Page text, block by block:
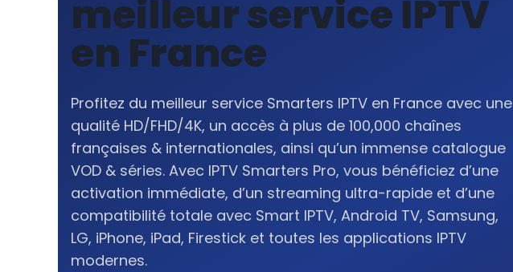
meilleur service IPTV
en France
Profitez du meilleur service Smarters IPTV en France avec une
qualité HD/FHD/4K, un accès à plus de 100,000 chaînes
françaises & internationales, ainsi qu’un immense catalogue
VOD & séries. Avec IPTV Smarters Pro, vous bénéficiez d’une
activation immédiate, d’un streaming ultra-rapide et d’une
compatibilité totale avec Smart IPTV, Android TV, Samsung,
LG, iPhone, iPad, Firestick et toutes les applications IPTV
modernes.